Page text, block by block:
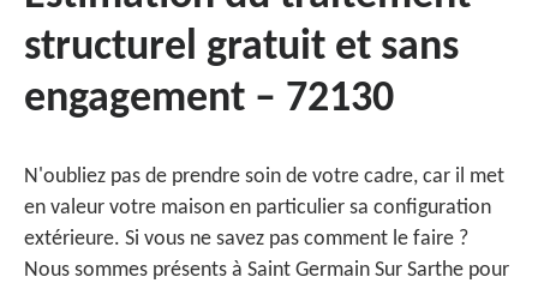
structurel gratuit et sans
engagement – 72130
N'oubliez pas de prendre soin de votre cadre, car il met
en valeur votre maison en particulier sa configuration
extérieure. Si vous ne savez pas comment le faire ?
Nous sommes présents à Saint Germain Sur Sarthe pour